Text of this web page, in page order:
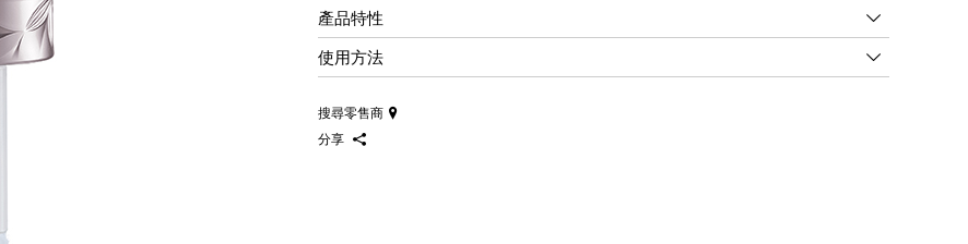
產品特性
使用方法
搜尋零售商
分享